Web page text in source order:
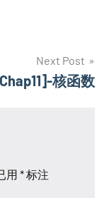
Next Post
核函数
用 *标注